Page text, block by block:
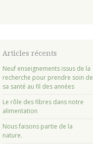
Articles récents
Neuf enseignements issus de la
recherche pour prendre soin de
sa santé au fil des années
Le rôle des fibres dans notre
alimentation
Nous faisons partie de la
nature.